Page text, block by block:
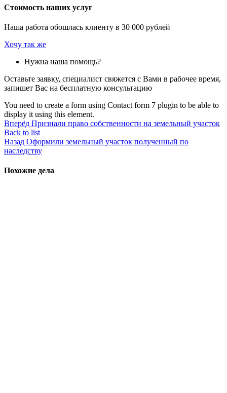
Стоимость наших услуг
Наша работа обошлась клиенту в 30 000 рублей
Хочу так же
Нужна наша помощь?
Оставьте заявку, специалист свяжется с Вами в рабочее время,
запишет Вас на бесплатную консультацию
You need to create a form using Contact form 7 plugin to be able to
display it using this element.
Вперёд Признали право собственности на земельный участок
Back to list
Назад Оформили земельный участок полученный по
наследству
Похожие дела